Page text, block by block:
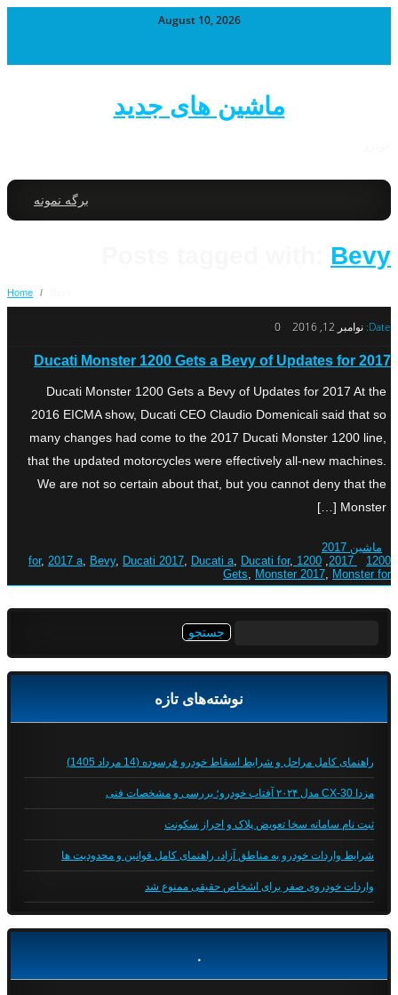
August 10, 2026
ماشین های جدید
برگه نمونه
Bevy
Home /
Date: نوامبر 12, 2016 0
Ducati Monster 1200 Gets a Bevy of Updates for 2017
Ducati Monster 1200 Gets a Bevy of Updates for 2017 At the
2016 EICMA show, Ducati CEO Claudio Domenicali said that so
many changes had come to the 2017 Ducati Monster 1200 line,
that the updated motorcycles were effectively all-new machines.
We are not so certain about that, but you cannot deny that the
Monster […]
ماشین 2017
1200 2017
,
1200 for
, 2017 a, Bevy, Ducati 2017, Ducati a, Ducati for,
Gets, Monster 2017, Monster for
نوشته‌های تازه
راهنمای کامل مراحل و شرایط اسقاط خودرو فرسوده (14 مرداد 1405)
مزدا CX-30 مدل ۲۰۲۴ آفتاب خودرو؛ بررسی و مشخصات فنی
ثبت نام سامانه سخا تعویض پلاک و احراز سکونت
شرایط واردات خودرو به مناطق آزاد، راهنمای کامل قوانین و محدودیت ها
واردات خودروی صفر برای اشخاص حقیقی ممنوع شد
.